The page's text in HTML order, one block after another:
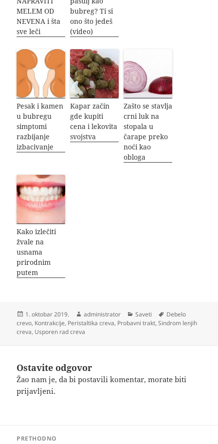
MELEM OD
NEVENA i šta
sve leči
bubreg? Ti si
ono što jedeš
(video)
Pesak i kamen
u bubregu
simptomi
razbijanje
izbacivanje
Kapar začin
gde kupiti
cena i lekovita
svojstva
Zašto se stavlja
crni luk na
stopala u
čarape preko
noći kao
obloga
Kako izlečiti
žvale na
usnama
prirodnim
putem
Objavljeno
1. oktobar 2019. Autor
administrator Kategorije
Saveti Oznake
Debelo
crevo, Kontrakcije, Peristaltika creva, Probavni trakt,Sindrom lenjih
creva, Usporen rad creva
Ostavite odgovor
Žao nam je, da bi postavili komentar, moratebiti
prijavljeni.
PRETHODNO